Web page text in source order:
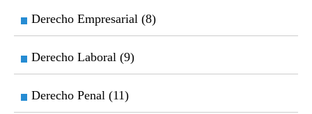
Derecho Empresarial (8)
Derecho Laboral (9)
Derecho Penal (11)